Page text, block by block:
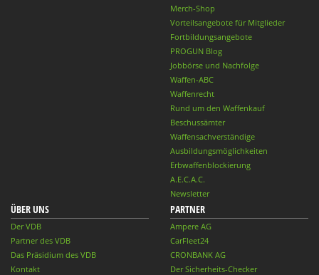
Merch-Shop
Vorteilsangebote für Mitglieder
Fortbildungsangebote
PROGUN Blog
Jobbörse und Nachfolge
Waffen-ABC
Waffenrecht
Rund um den Waffenkauf
Beschussämter
Waffensachverständige
Ausbildungsmöglichkeiten
Erbwaffenblockierung
A.E.C.A.C.
Newsletter
ÜBER UNS
Der VDB
Partner des VDB
Das Präsidium des VDB
Kontakt
PARTNER
Ampere AG
CarFleet24
CRONBANK AG
Der Sicherheits-Checker